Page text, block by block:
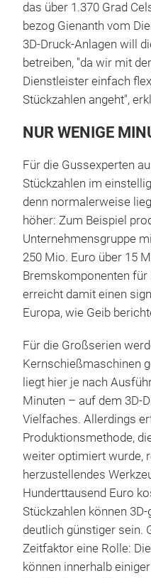
das über 1.370 Grad
bezog Gienanth vom
3D-Druck-Anlagen will
betreiben, "da wir mit
Dienstleister einfach
Stückzahlen angeht",
NUR WENIGE
Für die Gussexperten
Stückzahlen im
denn normalerweise
höher: Zum Beispiel
Unternehmensgruppe
250 Mio. Euro über 15
Bremskomponenten
erreicht damit einen
Europa, wie Geib
Für die Großserien
Kernschießmaschinen
liegt hier je nach
Minuten – auf dem 3D-
Vielfaches. Allerdings
Produktionsmethode,
weiter optimiert wurde,
herzustellendes
Hunderttausend Euro
Stückzahlen können
deutlich günstiger sein.
Zeitfaktor eine Rolle:
können innerhalb